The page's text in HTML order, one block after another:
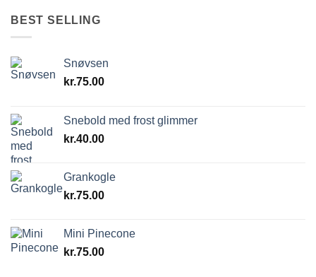
BEST SELLING
Snøvsen
kr.75.00
Snebold med frost glimmer
kr.40.00
Grankogle
kr.75.00
Mini Pinecone
kr.75.00